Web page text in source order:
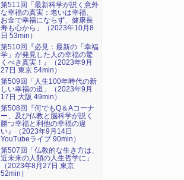
第511回「最新科学が説く意外
な幸福の真実：老いは幸福、
お金で幸福にならず、健康長
寿も心から」（2023年10月8
日 53min）
第510回『必見：最新の「幸福
学」が発見した人の幸福の驚
くべき真実！』（2023年9月
27日 東京 54min）
第509回「人生100年時代の新
しい幸福の道」（2023年9月
17日 大阪 49min）
第508回『何でもQ＆Aコーナ
ー、及び仏教と脳科学が説く
勝つ幸福と利他の幸福の違
い』（2023年9月14日
YouTubeライブ 90min）
第507回「仏教的な生き方は、
近未来の人類の人生哲学に」
（2023年8月27日 東京
52min）